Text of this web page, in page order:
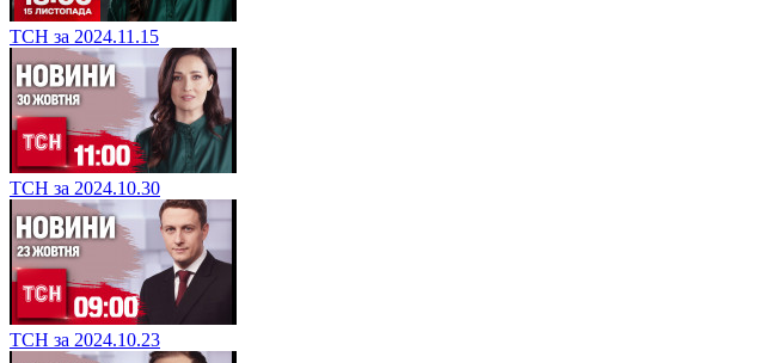
ТСН за 2024.11.15
ТСН за 2024.10.30
ТСН за 2024.10.23